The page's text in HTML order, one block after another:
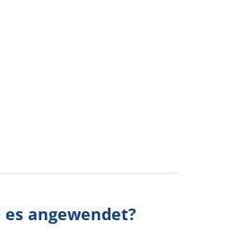
angewendet?